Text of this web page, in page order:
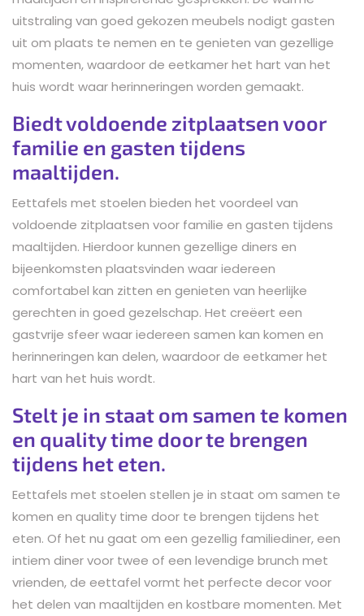
uitstraling van goed gekozen meubels nodigt gasten
uit om plaats te nemen en te genieten van gezellige
momenten, waardoor de eetkamer het hart van het
huis wordt waar herinneringen worden gemaakt.
Biedt voldoende zitplaatsen voor
familie en gasten tijdens
maaltijden.
Eettafels met stoelen bieden het voordeel van
voldoende zitplaatsen voor familie en gasten tijdens
maaltijden. Hierdoor kunnen gezellige diners en
bijeenkomsten plaatsvinden waar iedereen
comfortabel kan zitten en genieten van heerlijke
gerechten in goed gezelschap. Het creëert een
gastvrije sfeer waar iedereen samen kan komen en
herinneringen kan delen, waardoor de eetkamer het
hart van het huis wordt.
Stelt je in staat om samen te komen
en quality time door te brengen
tijdens het eten.
Eettafels met stoelen stellen je in staat om samen te
komen en quality time door te brengen tijdens het
eten. Of het nu gaat om een gezellig familiediner, een
intiem diner voor twee of een levendige brunch met
vrienden, de eettafel vormt het perfecte decor voor
het delen van maaltijden en kostbare momenten. Met